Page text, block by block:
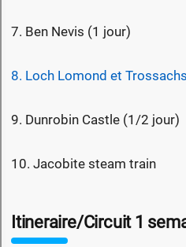
7. Ben Nevis (1 jour)
8. Loch Lomond et Trossachs
9. Dunrobin Castle (1/2 jour)
10. Jacobite steam train
Itineraire/Circuit 1